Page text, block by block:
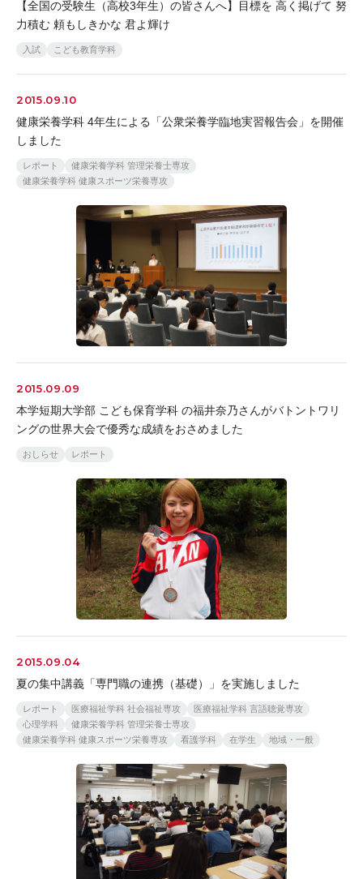
【全国の受験生（高校3年生）の皆さんへ】目標を 高く掲げて 努
力積む 頼もしきかな 君よ輝け
入試 こども教育学科
2015.09.10
健康栄養学科 4年生による「公衆栄養学臨地実習報告会」を開催
しました
レポート
健康栄養学科 管理栄養士専攻
健康栄養学科 健康スポーツ栄養専攻
2015.09.09
本学短期大学部 こども保育学科 の福井奈乃さんがバトントワリ
ングの世界大会で優秀な成績をおさめました
おしらせ レポート
2015.09.04
夏の集中講義「専門職の連携（基礎）」を実施しました
レポート 医療福祉学科 社会福祉専攻
医療福祉学科 言語聴覚専攻
心理学科
健康栄養学科 管理栄養士専攻
健康栄養学科 健康スポーツ栄養専攻
看護学科 在学生 地域・一般